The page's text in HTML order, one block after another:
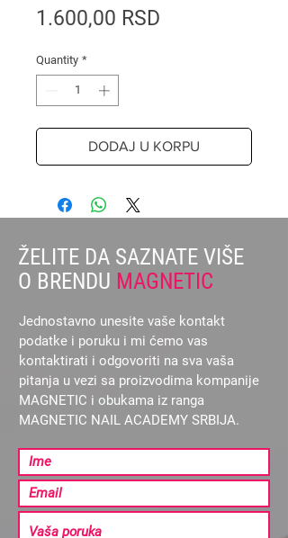
1.600,00 RSD
Quantity *
DODAJ U KORPU
ŽELITE DA SAZNATE VIŠE
O BRENDU MAGNETIC
Jednostavno unesite vaše kontakt
podatke i poruku i mi ćemo vas
kontaktirati i odgovoriti na sva vaša
pitanja u vezi sa proizvodima kompanije
MAGNETIC i obukama iz ranga
MAGNETIC NAIL ACADEMY SRBIJA.